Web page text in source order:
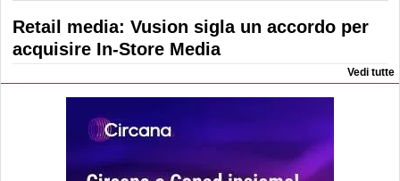
Retail media: Vusion sigla un accordo per
acquisire In-Store Media
Vedi tutte